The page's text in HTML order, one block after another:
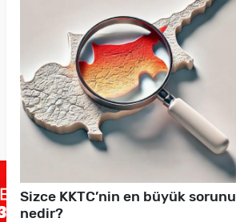
Sizce KKTC’nin en büyük sorunu
nedir?